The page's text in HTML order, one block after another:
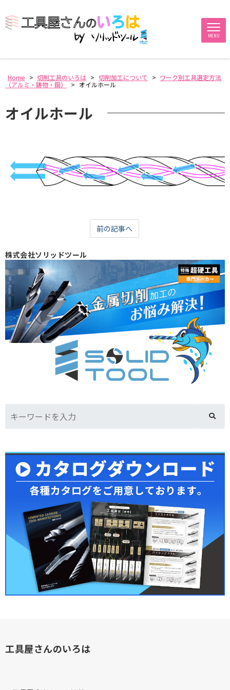
MENU
Home > 切削工具のいろは > 切削加工について > ワーク別工具選定方法
（アルミ・鋳物・鋼）
> オイルホール
オイルホール
前の記事へ
株式会社ソリッドツール
工具屋さんのいろは